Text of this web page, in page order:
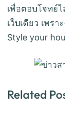
เพื่อตอบโจทย์
เว็บเดียว เพร
Style your
Related